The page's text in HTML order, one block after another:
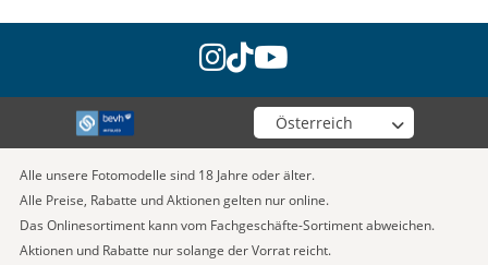
instagram
tiktok
youtube
Wähle deinen Shop
Alle unsere Fotomodelle sind 18 Jahre oder älter.
Alle Preise, Rabatte und Aktionen gelten nur online.
Das Onlinesortiment kann vom Fachgeschäfte-Sortiment abweichen.
Aktionen und Rabatte nur solange der Vorrat reicht.